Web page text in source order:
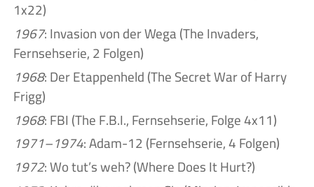
1x22)
1967: Invasion von der Wega (The Invaders,
Fernsehserie, 2 Folgen)
1968: Der Etappenheld (The Secret War of Harry
Frigg)
1968: FBI (The F.B.I., Fernsehserie, Folge 4x11)
1971–1974: Adam-12 (Fernsehserie, 4 Folgen)
1972: Wo tut’s weh? (Where Does It Hurt?)